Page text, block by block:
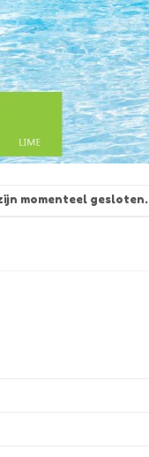
momenteel gesloten.